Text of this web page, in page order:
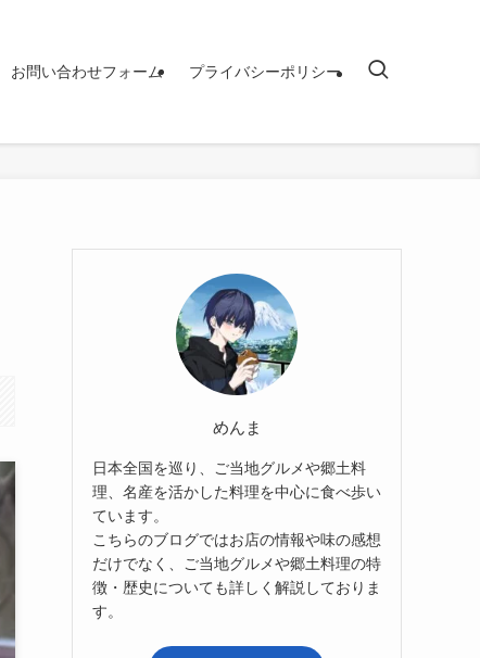
お問い合わせフォーム プライバシーポリシー
めんま
日本全国を巡り、ご当地グルメや郷土料
理、名産を活かした料理を中心に食べ歩い
ています。
こちらのブログではお店の情報や味の感想
だけでなく、ご当地グルメや郷土料理の特
徴・歴史についても詳しく解説しておりま
す。